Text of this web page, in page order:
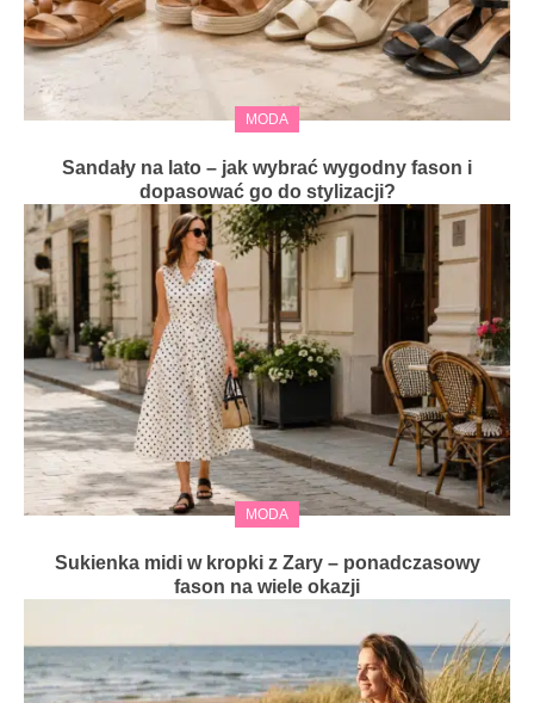
MODA
Sandały na lato – jak wybrać wygodny fason i
dopasować go do stylizacji?
MODA
Sukienka midi w kropki z Zary – ponadczasowy
fason na wiele okazji